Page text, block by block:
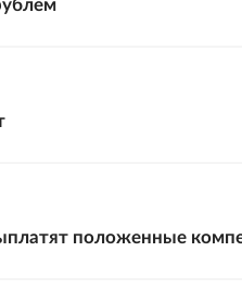
положенные